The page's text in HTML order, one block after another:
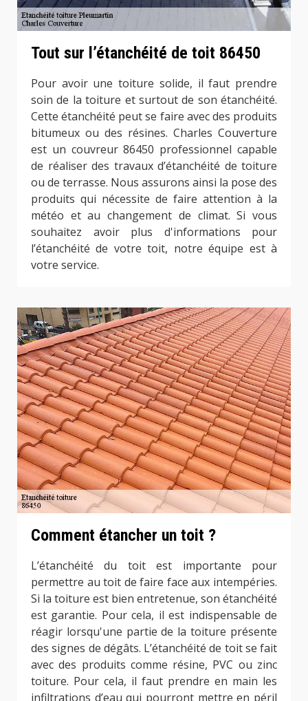
Tout sur l’étanchéité de toit 86450
Pour avoir une toiture solide, il faut prendre
soin de la toiture et surtout de son étanchéité.
Cette étanchéité peut se faire avec des produits
bitumeux ou des résines. Charles Couverture
est un couvreur 86450 professionnel capable
de réaliser des travaux d’étanchéité de toiture
ou de terrasse. Nous assurons ainsi la pose des
produits qui nécessite de faire attention à la
météo et au changement de climat. Si vous
souhaitez avoir plus d'informations pour
l’étanchéité de votre toit, notre équipe est à
votre service.
Comment étancher un toit ?
L’étanchéité du toit est importante pour
permettre au toit de faire face aux intempéries.
Si la toiture est bien entretenue, son étanchéité
est garantie. Pour cela, il est indispensable de
réagir lorsqu'une partie de la toiture présente
des signes de dégâts. L’étanchéité de toit se fait
avec des produits comme résine, PVC ou zinc
toiture. Pour cela, il faut prendre en main les
infiltrations d’eau qui pourront mettre en péril